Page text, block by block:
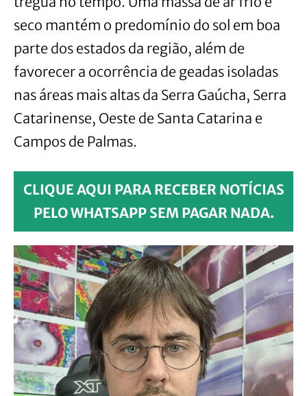
seco mantém o predomínio do sol em boa
parte dos estados da região, além de
favorecer a ocorrência de geadas isoladas
nas áreas mais altas da Serra Gaúcha, Serra
Catarinense, Oeste de Santa Catarina e
Campos de Palmas.
CLIQUE AQUI PARA RECEBER NOTÍCIAS
PELO WHATSAPP SEM PAGAR NADA.